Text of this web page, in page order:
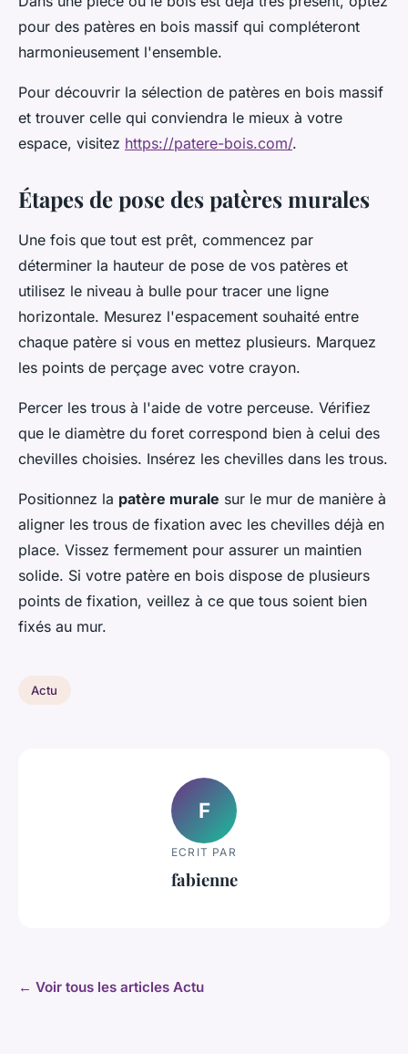
pour des patères en bois massif qui compléteront
harmonieusement l'ensemble.
Pour découvrir la sélection de patères en bois massif
et trouver celle qui conviendra le mieux à votre
espace, visitez https://patere-bois.com/.
Étapes de pose des patères murales
Une fois que tout est prêt, commencez par
déterminer la hauteur de pose de vos patères et
utilisez le niveau à bulle pour tracer une ligne
horizontale. Mesurez l'espacement souhaité entre
chaque patère si vous en mettez plusieurs. Marquez
les points de perçage avec votre crayon.
Percer les trous à l'aide de votre perceuse. Vérifiez
que le diamètre du foret correspond bien à celui des
chevilles choisies. Insérez les chevilles dans les trous.
Positionnez la patère murale sur le mur de manière à
aligner les trous de fixation avec les chevilles déjà en
place. Vissez fermement pour assurer un maintien
solide. Si votre patère en bois dispose de plusieurs
points de fixation, veillez à ce que tous soient bien
fixés au mur.
Actu
F
ECRIT PAR
fabienne
← Voir tous les articles Actu